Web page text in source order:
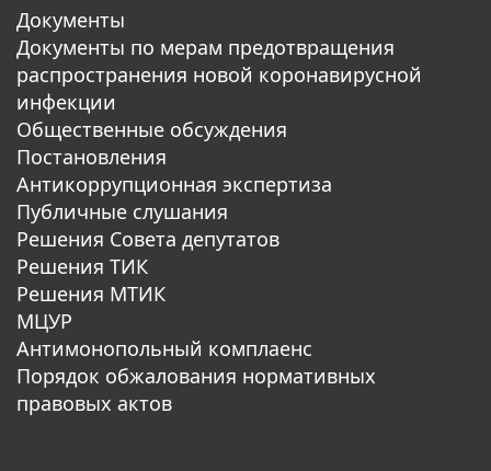
Документы
Документы по мерам предотвращения
распространения новой коронавирусной
инфекции
Общественные обсуждения
Постановления
Антикоррупционная экспертиза
Публичные слушания
Решения Совета депутатов
Решения ТИК
Решения МТИК
МЦУР
Антимонопольный комплаенс
Порядок обжалования нормативных
правовых актов